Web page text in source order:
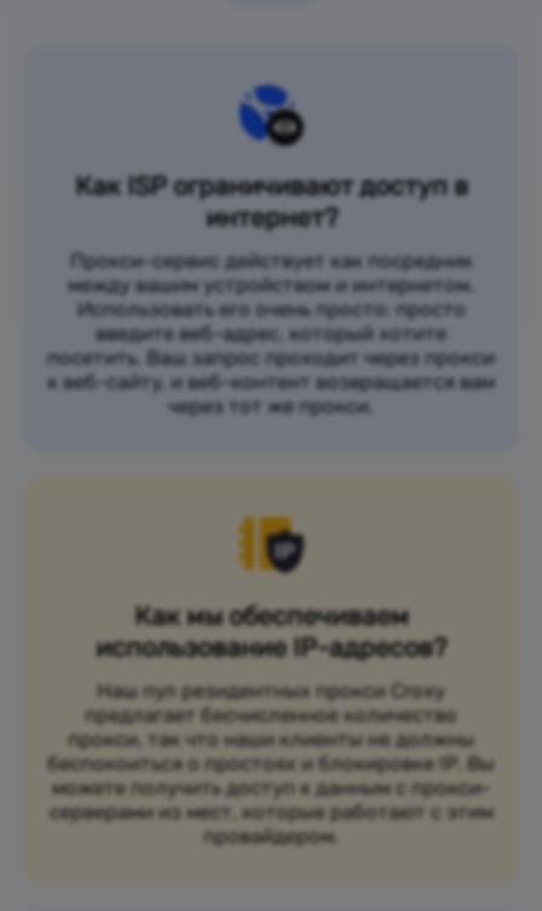
Как ISP ограничивают доступ в
интернет?
Прокси-сервис действует как посредник
между вашим устройством и интернетом.
Использовать его очень просто: просто
введите веб-адрес, который хотите
посетить. Ваш запрос проходит через прокси
к веб-сайту, и веб-контент возвращается вам
через тот же прокси.
Как мы обеспечиваем
использование IP-адресов?
Наш пул резидентных прокси Croxy
предлагает бесчисленное количество
прокси, так что наши клиенты не должны
беспокоиться о простоях и блокировке IP. Вы
можете получить доступ к данным с прокси-
серверами из мест, которые работают с этим
провайдером.